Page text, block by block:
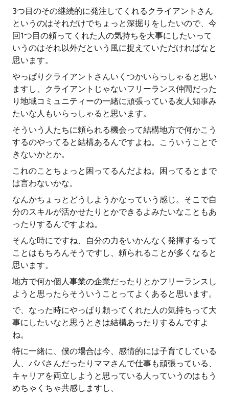
3つ目のその継続的に発注してくれるクライアントさん
というのはそれだけでちょっと深掘りをしたいので、今
回1つ目の頼ってくれた人の気持ちを大事にしたいって
いうのはそれ以外だという風に捉えていただければなと
思います。
やっぱりクライアントさんいくつかいらっしゃると思い
ますし、クライアントじゃないフリーランス仲間だった
り地域コミュニティーの一緒に頑張っている友人知事み
たいな人もいらっしゃると思います。
そういう人たちに頼られる機会って結構地方で何かこう
するのやってると結構あるんですよね。こういうことで
きないかとか。
これのことちょっと困ってるんだよね。困ってるとまで
は言わないかな。
なんかちょっとどうしようかなっていう感じ。そこで自
分のスキルが活かせたりとかできるよみたいなこともあ
ったりするんですよね。
そんな時にですね、自分の力をいかんなく発揮するって
ことはもちろんそうですし、頼られることが多くなると
思います。
地方で何か個人事業の企業だったりとかフリーランスし
ようと思ったらそういうことってよくあると思います。
で、なった時にやっぱり頼ってくれた人の気持ちって大
事にしたいなと思うときは結構あったりするんですよ
ね。
特に一緒に、僕の場合は今、感情的には子育てしている
人、パパさんだったりママさんで仕事も頑張っている、
キャリアを両立しようと思っている人っていうのはもう
めちゃくちゃ共感しますし、